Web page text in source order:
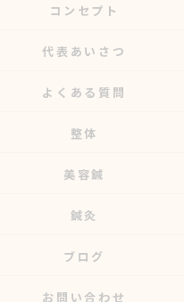
コンセプト
代表あいさつ
よくある質問
整体
美容鍼
鍼灸
ブログ
お問い合わせ